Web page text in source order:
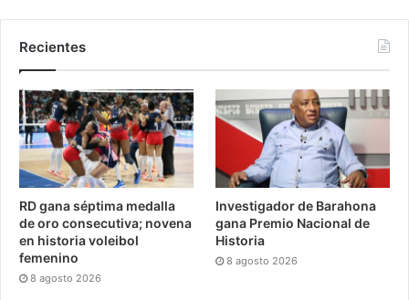
Recientes
RD gana séptima medalla
de oro consecutiva; novena
en historia voleibol
femenino
8 agosto 2026
Investigador de Barahona
gana Premio Nacional de
Historia
8 agosto 2026